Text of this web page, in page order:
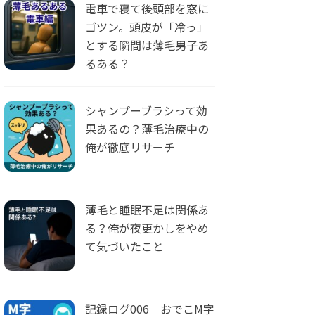
電車で寝て後頭部を窓に
ゴツン。頭皮が「冷っ」
とする瞬間は薄毛男子あ
るある？
シャンプーブラシって効
果あるの？薄毛治療中の
俺が徹底リサーチ
薄毛と睡眠不足は関係あ
る？俺が夜更かしをやめ
て気づいたこと
記録ログ006｜おでこM字